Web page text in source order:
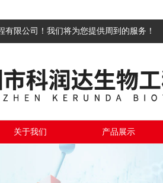
限公司！我们将为您提供周到的服务！
关于我们 产品展示